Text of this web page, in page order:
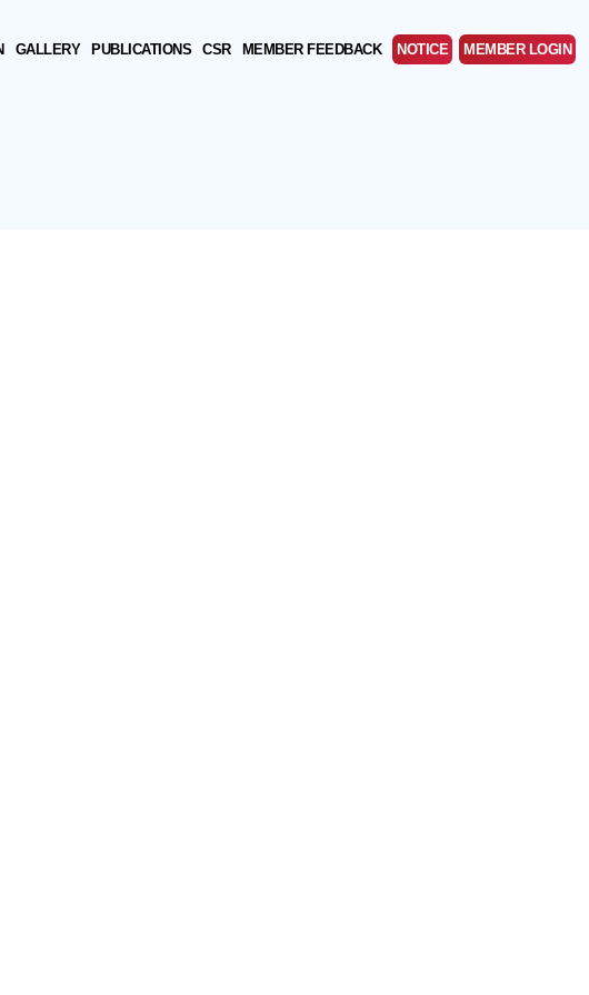
GALLERY PUBLICATIONS CSR MEMBER FEEDBACK NOTICE MEMBER LOGIN